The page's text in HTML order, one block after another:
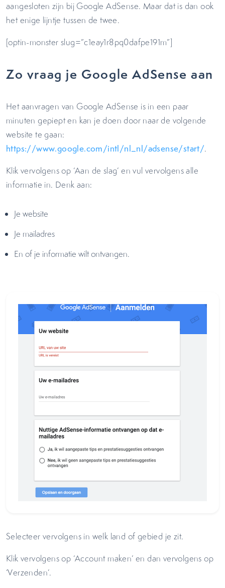
aangesloten zijn bij Google AdSense. Maar dat is dan ook
het enige lijntje tussen de twee.
[optin-monster slug=”c1eay1r8pq0dafpe191m”]
Zo vraag je Google AdSense aan
Het aanvragen van Google AdSense is in een paar
minuten gepiept en kan je doen door naar de volgende
website te gaan:
https://www.google.com/intl/nl_nl/adsense/start/.
Klik vervolgens op ‘Aan de slag’ en vul vervolgens alle
informatie in. Denk aan:
Je website
Je mailadres
En of je informatie wilt ontvangen.
Selecteer vervolgens in welk land of gebied je zit.
Klik vervolgens op ‘Account maken’ en dan vervolgens op
‘Verzenden’.